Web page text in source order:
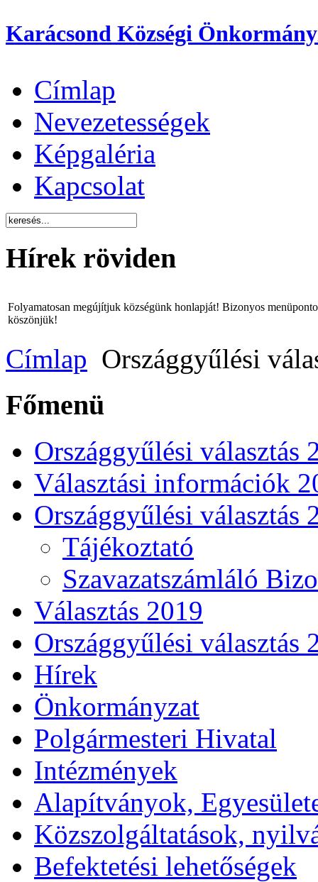
Karácsond Községi
Címlap
Nevezetességek
Képgaléria
Kapcsolat
Hírek röviden
Folyamatosan megújítjuk községünk honlapját! Bizonyos
köszönjük!
Címlap Országgyűlési
Főmenü
Országgyűlési választás
Választási információk
Országgyűlési választás
Tájékoztató
Szavazatszámláló
Választás 2019
Országgyűlési választás
Hírek
Önkormányzat
Polgármesteri Hivatal
Intézmények
Alapítványok,
Közszolgáltatások,
Befektetési lehetőségek